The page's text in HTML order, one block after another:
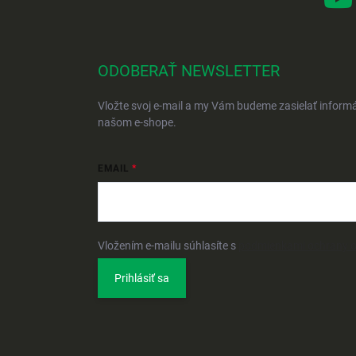
ODOBERAŤ NEWSLETTER
Vložte svoj e-mail a my Vám budeme zasielať
našom e-shope.
EMAIL
Vložením e-mailu súhlasíte s
Prihlásiť sa